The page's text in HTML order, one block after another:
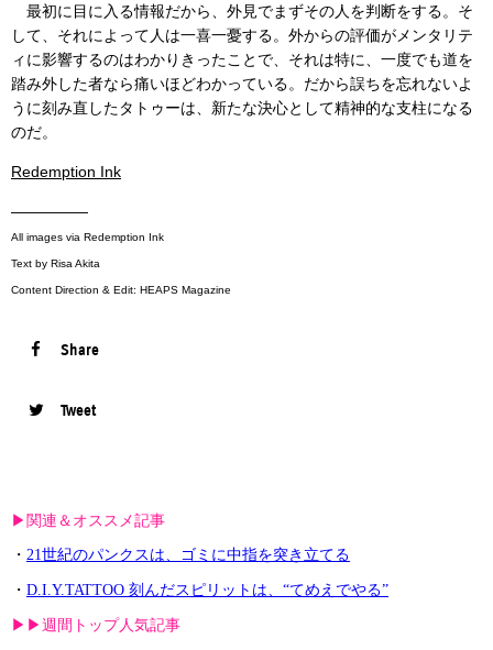
最初に目に入る情報だから、外見でまずその人を判断をする。そ
して、それによって人は一喜一憂する。外からの評価がメンタリテ
ィに影響するのはわかりきったことで、それは特に、一度でも道を
踏み外した者なら痛いほどわかっている。だから誤ちを忘れないよ
うに刻み直したタトゥーは、新たな決心として精神的な支柱になる
のだ。
Redemption Ink
—————
All images via Redemption Ink
Text by Risa Akita
Content Direction & Edit: HEAPS Magazine
Share
Tweet
▶︎関連＆オススメ記事
・ 21世紀のパンクスは、ゴミに中指を突き立てる
・ D.I.Y.TATTOO 刻んだスピリットは、“てめえでやる”
▶︎▶︎週間トップ人気記事